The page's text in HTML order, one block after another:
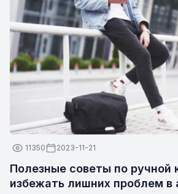
11350 2023-11-21
Полезные советы по ручной
избежать лишних проблем в